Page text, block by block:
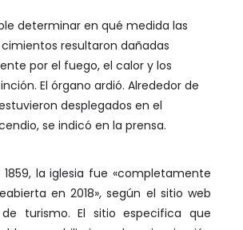
determinar en qué medida las
resultaron dañadas
por el fuego, el calor y los
El órgano ardió. Alrededor de
desplegados en el
se indicó en la prensa.
la iglesia fue «completamente
en 2018», según el sitio web
turismo. El sitio especifica que